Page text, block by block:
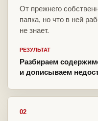
От прежнего
папка, но что в ней
не знает.
РЕЗУЛЬТАТ
Разбираем
и дописываем
02